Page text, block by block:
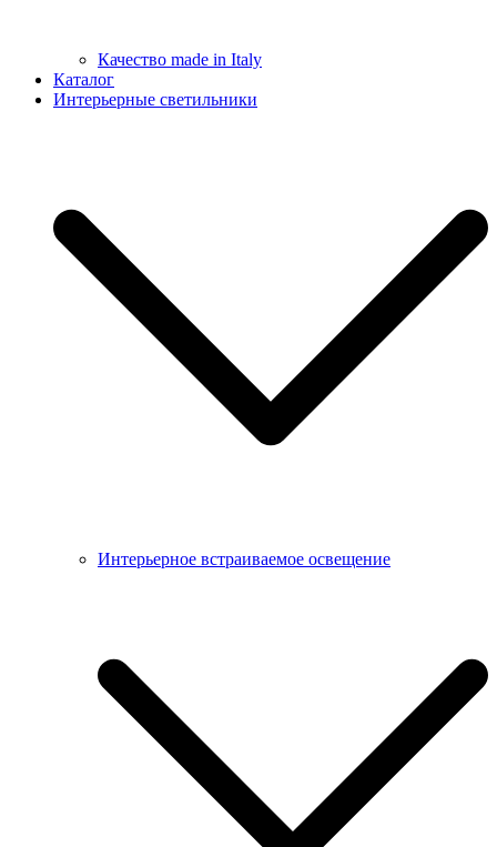
Качество made in Italy
Каталог
Интерьерные светильники
Интерьерное встраиваемое освещение